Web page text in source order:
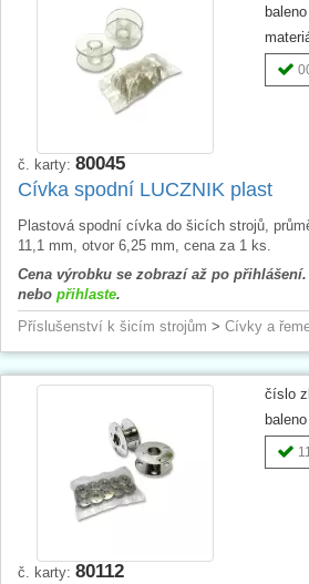
č. karty: 80045
Cívka spodní LUCZNIK plast
Plastová spodní cívka do šicích strojů,
11,1 mm, otvor 6,25 mm, cena za 1 ks.
Cena výrobku se zobrazí až po
nebo přihlaste.
Příslušenství k šicím strojům > Cívky a
číslo
č. karty: 80112